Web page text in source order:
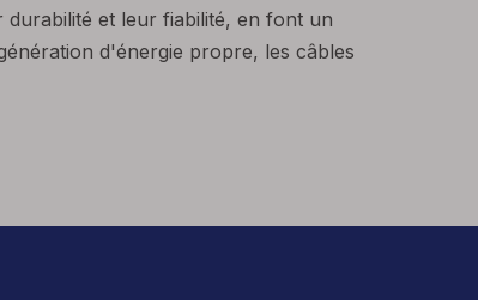
durabilité et leur fiabilité, en font un
d'énergie propre, les câbles